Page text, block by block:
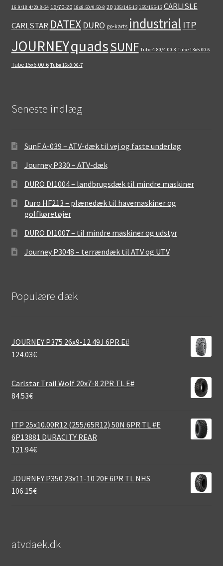
16.9/18.4/20.8-34 16/70-20 18x8.50/9.50-8 20 135/145-13 155/165-13 CARLISLE
CARLSTAR DATEX DURO go-karts industrial ITP
JOURNEYquadsSUNF Tube 4.80/4.00-8 Tube 13x5.00-6
Tube 15x6.00-6 Tube 16x8.00-7
Seneste indlæg
SunF A-039 – ATV-dæk til vej og faste underlag
Journey P330 – ATV-dæk
DURO DI1004 – landbrugsdæk til mindre maskiner
Duro HF213 – plænedæk til havemaskiner og
golfkøretøjer
DURO DI1007 – til mindre maskiner og udstyr
Journey P3048 – terrændæk til ATV og UTV
Populære dæk
JOURNEY P375 26x9-12 49J 6PR E#
124.03€
Carlstar Trail Wolf 20x7-8 2PR TL E#
84.53€
ITP 25x10.00R12 (255/65R12) 50N 6PR TL #E
6P13881 DURACITY REAR
121.94€
JOURNEY P350 23x11-10 20F 6PR TL NHS
106.15€
atvdaek.dk